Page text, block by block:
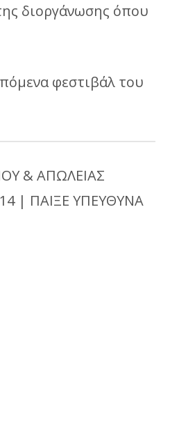
διοργάνωσης όπου
φεστιβάλ του
& ΑΠΩΛΕΙΑΣ
| ΠΑΙΞΕ ΥΠΕΥΘΥΝΑ